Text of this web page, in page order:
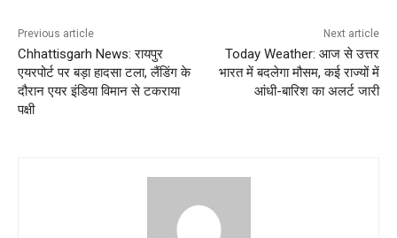
Previous article
Chhattisgarh News: रायपुर
एयरपोर्ट पर बड़ा हादसा टला, लैंडिंग के
दौरान एयर इंडिया विमान से टकराया
पक्षी
Next article
Today Weather: आज से उत्तर
भारत में बदलेगा मौसम, कई राज्यों में
आंधी-बारिश का अलर्ट जारी